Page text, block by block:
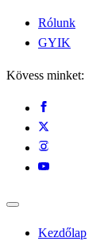
Rólunk
GYIK
Kövess minket:
Kezdőlap